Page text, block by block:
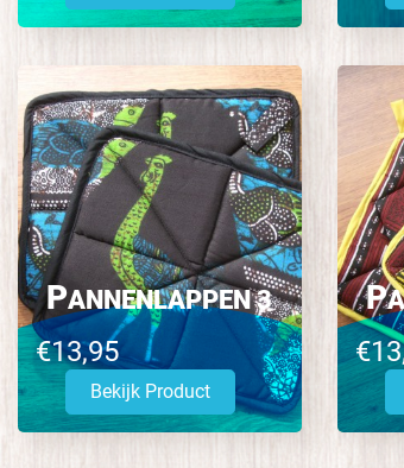
PANNENLAPPEN 3
€13,95
Bekijk Product
P